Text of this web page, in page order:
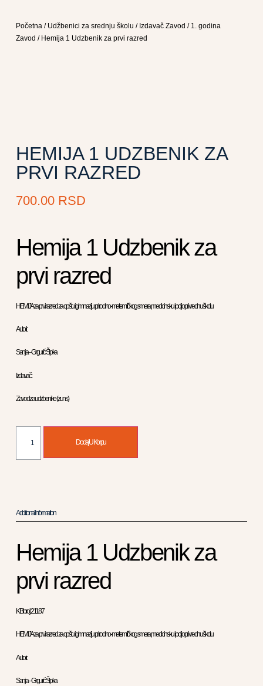
Početna/ Udžbenici za srednju školu / Izdavač Zavod / 1. godina
Zavod / Hemija 1 Udzbenik za prvi razred
HEMIJA 1 UDZBENIK ZA
PRVI RAZRED
700.00 RSD
Hemija 1 Udzbenik za
prvi razred
HEMIJA za prvi razred za opštu i gimnaziju prirodno-metemtičkog smera, medicinsku i poljoprivrednu školu
Autori:
Sanja – Grgurić Šipka
Izdavač :
Zavod za udzbenike ( zuns )
Dodaj U Korpu
Additional Information
Hemija 1 Udzbenik za
prvi razred
KB broj: 21187
HEMIJA za prvi razred za opštu i gimnaziju prirodno-metemtičkog smera, medicinsku i poljoprivrednu školu
Autori:
Sanja – Grgurić Šipka